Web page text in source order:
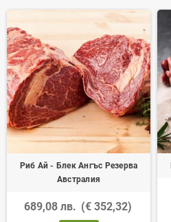
Риб Ай - Блек Ангъс Резерва
Австралия
689,08 лв. (€ 352,32)